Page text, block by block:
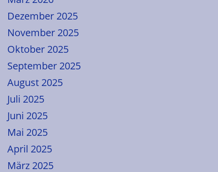
Dezember 2025
November 2025
Oktober 2025
September 2025
August 2025
Juli 2025
Juni 2025
Mai 2025
April 2025
März 2025